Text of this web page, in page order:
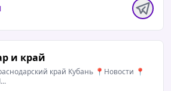
и край
край Кубань 📍Новости 📍